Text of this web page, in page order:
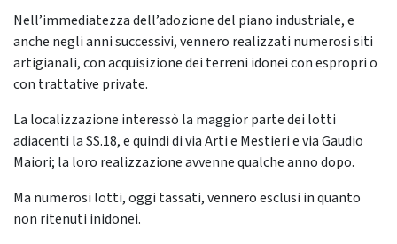
Nell’immediatezza dell’adozione del piano industriale, e
anche negli anni successivi, vennero realizzati numerosi siti
artigianali, con acquisizione dei terreni idonei con espropri o
con trattative private.
La localizzazione interessò la maggior parte dei lotti
adiacenti la SS.18, e quindi di via Arti e Mestieri e via Gaudio
Maiori; la loro realizzazione avvenne qualche anno dopo.
Ma numerosi lotti, oggi tassati, vennero esclusi in quanto
non ritenuti inidonei.